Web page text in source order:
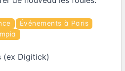
Événements à Paris
(ex Digitick)